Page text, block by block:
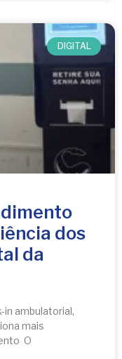
DIGITAL
dos
da
ambulatorial,
mais
O